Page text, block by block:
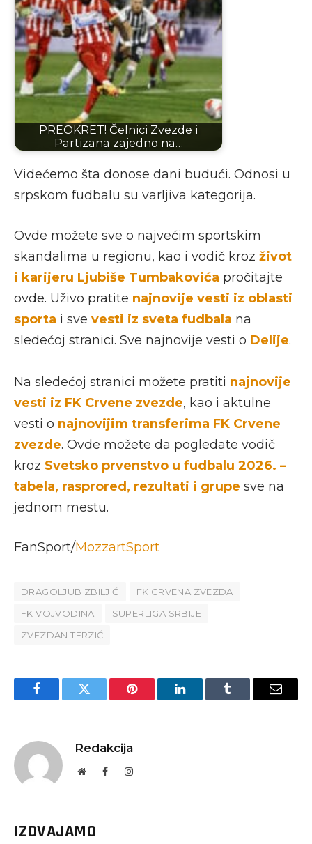
PREOKRET! Čelnici Zvezde i
Partizana zajedno na…
Videćemo šta donose dani budući. Odnosi u
srpskom fudbalu su varljiva kategorija.
Ovde možete sve o najvećim sportskim
skandalima u regionu, kao i vodič kroz život
i karijeru Ljubiše Tumbakovića pročitajte
ovde. Uživo pratite najnovije vesti iz oblasti
sporta i sve vesti iz sveta fudbala na
sledećoj stranici. Sve najnovije vesti o Delije.
Na sledećoj stranici možete pratiti najnovije
vesti iz FK Crvene zvezde, kao i aktulne
vesti o najnovijim transferima FK Crvene
zvezde. Ovde možete da pogledate vodič
kroz Svetsko prvenstvo u fudbalu 2026. –
tabela, rasprored, rezultati i grupe sve na
jednom mestu.
FanSport/MozzartSport
DRAGOLJUB ZBILJIĆ
FK CRVENA ZVEZDA
FK VOJVODINA
SUPERLIGA SRBIJE
ZVEZDAN TERZIĆ
FacebookTwitter Pinterest LinkedInTumblr Email
Redakcija
WebsiteFacebookInstagram
IZDVAJAMO